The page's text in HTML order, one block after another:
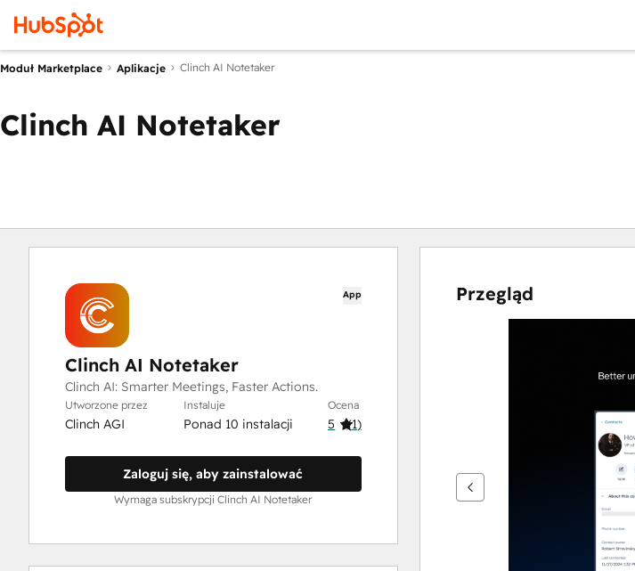
Moduł Marketplace Aplikacje Clinch AI Notetaker
Clinch AI Notetaker
App
Clinch AI Notetaker
Clinch AI: Smarter Meetings, Faster Actions.
Utworzone przez
Clinch AGI
Instaluje
Ponad 10 instalacji
Ocena
5 (1)
Zaloguj się, aby zainstalować
Wymaga subskrypcji Clinch AI Notetaker
Przegląd